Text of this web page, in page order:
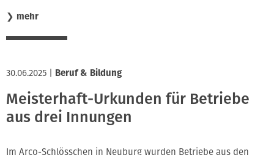
❯ mehr
30.06.2025 Beruf & Bildung
Meisterhaft-Urkunden für Betriebe
aus drei Innungen
Im Arco-Schlösschen in Neuburg wurden Betriebe aus den